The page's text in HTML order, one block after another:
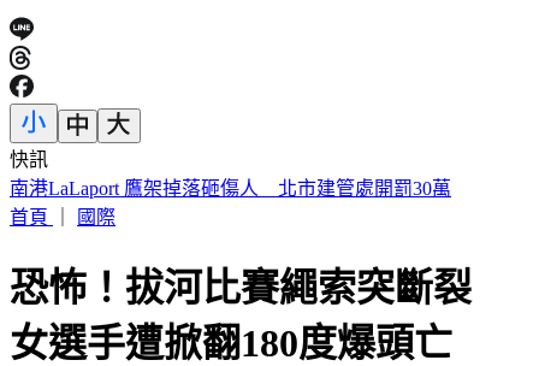
快訊
快訊／「蝴蝶姐姐」愷樂生了！雙胞胎女兒35週早產
首頁
國際
恐怖！拔河比賽繩索突斷裂
女選手遭掀翻180度爆頭亡